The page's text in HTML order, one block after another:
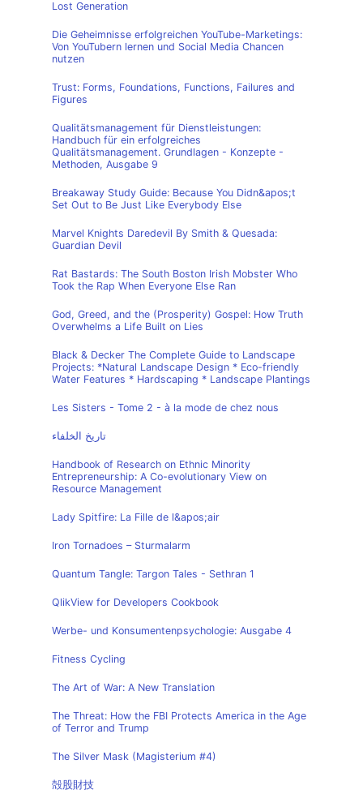
Lost Generation
Die Geheimnisse erfolgreichen YouTube-Marketings:
Von YouTubern lernen und Social Media Chancen
nutzen
Trust: Forms, Foundations, Functions, Failures and
Figures
Qualitätsmanagement für Dienstleistungen:
Handbuch für ein erfolgreiches
Qualitätsmanagement. Grundlagen - Konzepte -
Methoden, Ausgabe 9
Breakaway Study Guide: Because You Didn&apos;t
Set Out to Be Just Like Everybody Else
Marvel Knights Daredevil By Smith & Quesada:
Guardian Devil
Rat Bastards: The South Boston Irish Mobster Who
Took the Rap When Everyone Else Ran
God, Greed, and the (Prosperity) Gospel: How Truth
Overwhelms a Life Built on Lies
Black & Decker The Complete Guide to Landscape
Projects: *Natural Landscape Design * Eco-friendly
Water Features * Hardscaping * Landscape Plantings
Les Sisters - Tome 2 - à la mode de chez nous
تاريخ الخلفاء
Handbook of Research on Ethnic Minority
Entrepreneurship: A Co-evolutionary View on
Resource Management
Lady Spitfire: La Fille de l&apos;air
Iron Tornadoes – Sturmalarm
Quantum Tangle: Targon Tales - Sethran 1
QlikView for Developers Cookbook
Werbe- und Konsumentenpsychologie: Ausgabe 4
Fitness Cycling
The Art of War: A New Translation
The Threat: How the FBI Protects America in the Age
of Terror and Trump
The Silver Mask (Magisterium #4)
殻股財技